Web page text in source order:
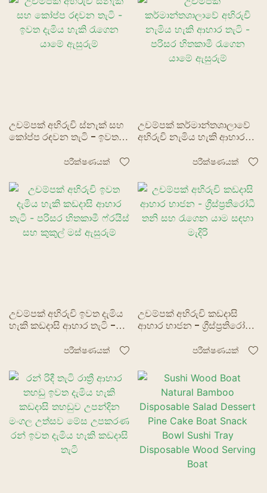
උචම්පක් අභිරුචි ස්නැක් සහ
කෝප්ප රඳවන තැටි - ඉවත
පරීක්ෂණයක්
උචම්පක් කර්මාන්තශාලාවේ
අභිරුචි නැමිය හැකි ආහාර
යාමේ ඇසුරුම්පරීක්ෂණයක්
උචම්පක් අභිරුචි ඉවත දැමිය
හැකි කඩදාසි ආහාර තැටි -
කුකුල් මස් ඇසුරුම්පරීක්ෂණයක්
උචම්පක් අභිරුචි කඩදාසි
ආහාර භාජන - ග්‍රීස්ප්‍රතිරෝධී
පරීක්ෂණයක්